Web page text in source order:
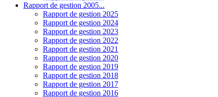
Rapport de gestion 2005...
Rapport de gestion 2025
Rapport de gestion 2024
Rapport de gestion 2023
Rapport de gestion 2022
Rapport de gestion 2021
Rapport de gestion 2020
Rapport de gestion 2019
Rapport de gestion 2018
Rapport de gestion 2017
Rapport de gestion 2016